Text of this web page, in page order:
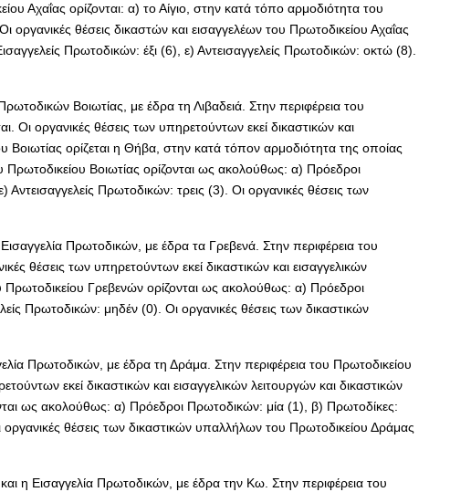
Αχαΐας ορίζονται: α) το Αίγιο, στην κατά τόπο αρμοδιότητα του
θέσεις δικαστών και εισαγγελέων του Πρωτοδικείου Αχαΐας
Πρωτοδικών: έξι (6), ε) Αντεισαγγελείς Πρωτοδικών: οκτώ (8).
Βοιωτίας, με έδρα τη Λιβαδειά. Στην περιφέρεια του
Οι οργανικές θέσεις των υπηρετούντων εκεί δικαστικών και
ορίζεται η Θήβα, στην κατά τόπον αρμοδιότητα της οποίας
Πρωτοδικείου Βοιωτίας ορίζονται ως ακολούθως: α) Πρόεδροι
Πρωτοδικών: τρεις (3). Οι οργανικές θέσεις των
Πρωτοδικών, με έδρα τα Γρεβενά. Στην περιφέρεια του
θέσεις των υπηρετούντων εκεί δικαστικών και εισαγγελικών
Πρωτοδικείου Γρεβενών ορίζονται ως ακολούθως: α) Πρόεδροι
Πρωτοδικών: μηδέν (0). Οι οργανικές θέσεις των δικαστικών
Πρωτοδικών, με έδρα τη Δράμα. Στην περιφέρεια του Πρωτοδικείου
εκεί δικαστικών και εισαγγελικών λειτουργών και δικαστικών
ως ακολούθως: α) Πρόεδροι Πρωτοδικών: μία (1), β) Πρωτοδίκες:
θέσεις των δικαστικών υπαλλήλων του Πρωτοδικείου Δράμας
η Εισαγγελία Πρωτοδικών, με έδρα την Κω. Στην περιφέρεια του